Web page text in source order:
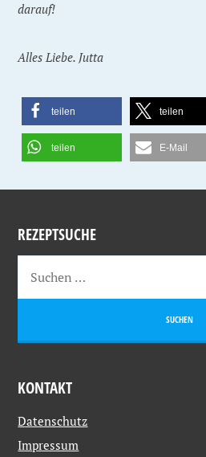
darauf!
Alles Liebe. Jutta
teilen teilen
teilen E-Mail
REZEPTSUCHE
KONTAKT
Datenschutz
Impressum